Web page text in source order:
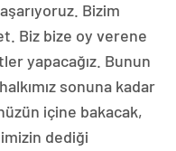
Bizim
Biz bize oy verene
yapacağız. Bunun
sonuna kadar
içine bakacak,
dediği